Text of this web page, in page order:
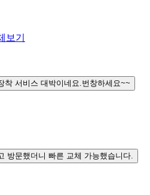
보기
착 서비스 대박이네요.번창하세요~~
방문했더니 빠른 교체 가능했습니다.